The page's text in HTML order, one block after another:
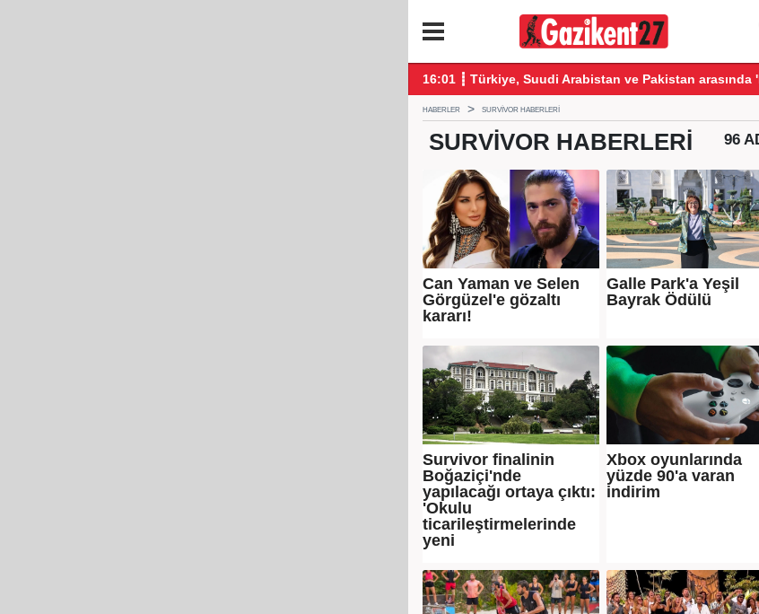
16:01 ┋ Türkiye, Suudi Arabistan ve Pakistan arasında 'Mekke Savunma Anlaşması' imzalandı
15:01 ┋ Özgür Özel, Le Monde'a yazdı: YENİ Parti
HABERLER SURVIVOR HABERLERI
SURVIVOR HABERLERI 96
Can Yaman ve Selen
Görgüzel'e gözaltı
kararı!
Galle Park'a Yeşil
Bayrak Ödülü
Survivor finalinin
Boğaziçi'nde
yapılacağı ortaya çıktı:
'Okulu
ticarileştirmelerinde
yeni
Xbox oyunlarında
yüzde 90'a varan
indirim